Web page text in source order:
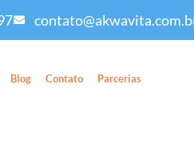
Blog Contato Parcerias